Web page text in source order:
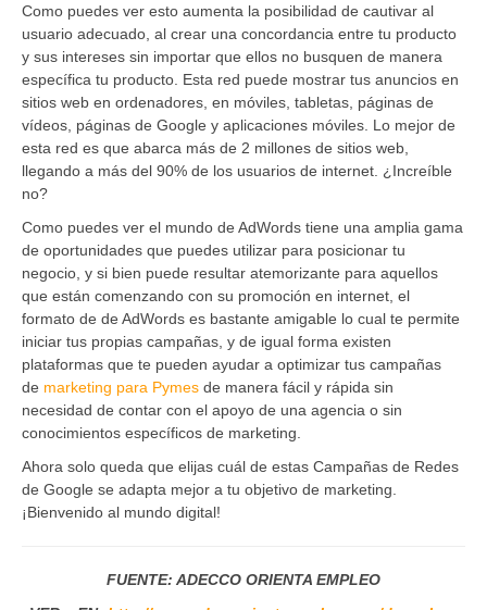
Como puedes ver esto aumenta la posibilidad de cautivar al
usuario adecuado, al crear una concordancia entre tu producto
y sus intereses sin importar que ellos no busquen de manera
específica tu producto. Esta red puede mostrar tus anuncios en
sitios web en ordenadores, en móviles, tabletas, páginas de
vídeos, páginas de Google y aplicaciones móviles. Lo mejor de
esta red es que abarca más de 2 millones de sitios web,
llegando a más del 90% de los usuarios de internet. ¿Increíble
no?
Como puedes ver el mundo de AdWords tiene una amplia gama
de oportunidades que puedes utilizar para posicionar tu
negocio, y si bien puede resultar atemorizante para aquellos
que están comenzando con su promoción en internet, el
formato de de AdWords es bastante amigable lo cual te permite
iniciar tus propias campañas, y de igual forma existen
plataformas que te pueden ayudar a optimizar tus campañas
de marketing para Pymes de manera fácil y rápida sin
necesidad de contar con el apoyo de una agencia o sin
conocimientos específicos de marketing.
Ahora solo queda que elijas cuál de estas Campañas de Redes
de Google se adapta mejor a tu objetivo de marketing.
¡Bienvenido al mundo digital!
FUENTE: ADECCO ORIENTA EMPLEO